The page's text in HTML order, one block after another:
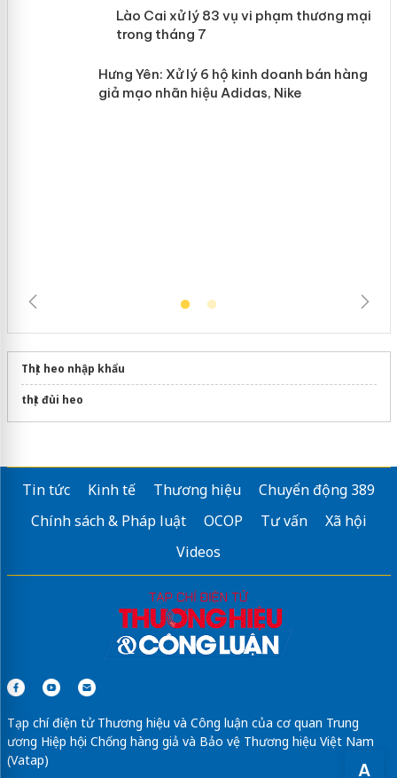
A
mại trong tháng 7
Thịt heo nhập khẩu
thịt đùi heo
Tin tức Kinh tế Thương hiệu
Chuyển động 389
Chính sách & Pháp luật
OCOP Tư vấn
Xã hội
Videos
Tạp chí điện tử Thương hiệu và Công luận của cơ quan Trung
ương Hiệp hội Chống hàng giả và Bảo vệ Thương hiệu Việt Nam
(Vatap)